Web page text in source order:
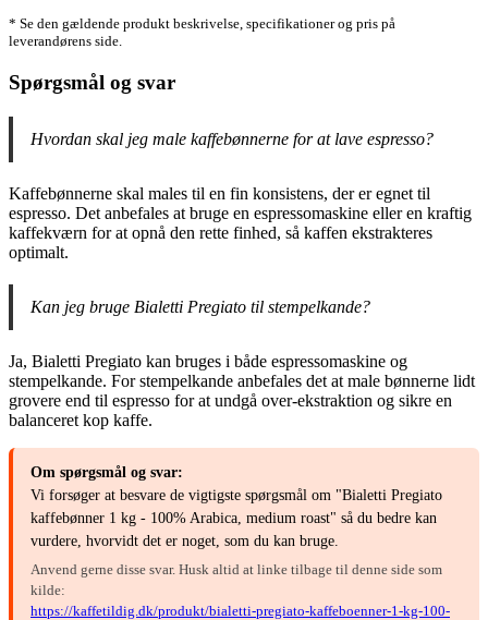
* Se den gældende produkt beskrivelse, specifikationer og pris på
leverandørens side.
Spørgsmål og svar
Hvordan skal jeg male kaffebønnerne for at lave espresso?
Kaffebønnerne skal males til en fin konsistens, der er egnet til
espresso. Det anbefales at bruge en espressomaskine eller en kraftig
kaffekværn for at opnå den rette finhed, så kaffen ekstrakteres
optimalt.
Kan jeg bruge Bialetti Pregiato til stempelkande?
Ja, Bialetti Pregiato kan bruges i både espressomaskine og
stempelkande. For stempelkande anbefales det at male bønnerne lidt
grovere end til espresso for at undgå over-ekstraktion og sikre en
balanceret kop kaffe.
Om spørgsmål og svar:
Vi forsøger at besvare de vigtigste spørgsmål om "Bialetti Pregiato
kaffebønner 1 kg - 100% Arabica, medium roast" så du bedre kan
vurdere, hvorvidt det er noget, som du kan bruge.
Anvend gerne disse svar. Husk altid at linke tilbage til denne side som
kilde:
https://kaffetildig.dk/produkt/bialetti-pregiato-kaffeboenner-1-kg-100-